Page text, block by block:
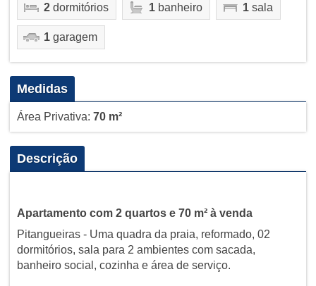
2dormitórios 1banheiro 1sala
1garagem
Medidas
Área Privativa: 70 m²
Descrição
Apartamento com 2 quartos e 70 m² à venda
Pitangueiras - Uma quadra da praia, reformado, 02
dormitórios, sala para 2 ambientes com sacada,
banheiro social, cozinha e área de serviço.